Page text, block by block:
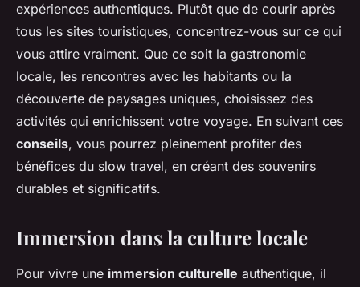
expériences authentiques. Plutôt que de courir après
tous les sites touristiques, concentrez-vous sur ce qui
vous attire vraiment. Que ce soit la gastronomie
locale, les rencontres avec les habitants ou la
découverte de paysages uniques, choisissez des
activités qui enrichissent votre voyage. En suivant ces
conseils, vous pourrez pleinement profiter des
bénéfices du slow travel, en créant des souvenirs
durables et significatifs.
Immersion dans la culture locale
Pour vivre une immersion culturelle authentique, il